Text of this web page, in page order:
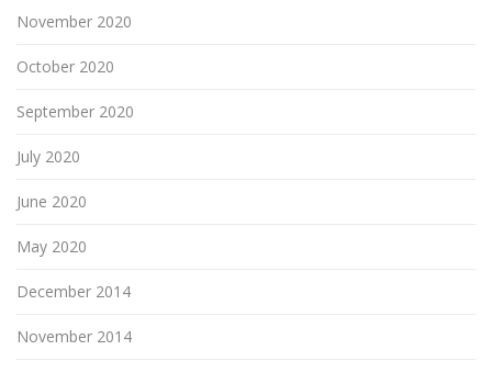
November 2020
October 2020
September 2020
July 2020
June 2020
May 2020
December 2014
November 2014